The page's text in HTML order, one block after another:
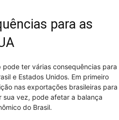
para as
ter várias consequências para
e Estados Unidos. Em primeiro
nas exportações brasileiras para
sua vez, pode afetar a balança
do Brasil.